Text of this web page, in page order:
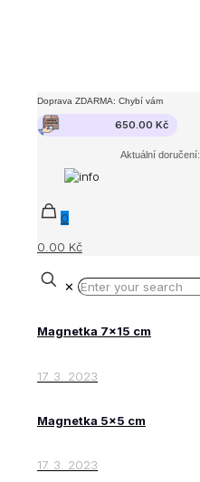
Doprava ZDARMA: Chybí vám
650.00 Kč
Aktuální doručení:
0
0.00 Kč
✕
Magnetka 7×15 cm
17. 3. 2023
Magnetka 5×5 cm
17. 3. 2023